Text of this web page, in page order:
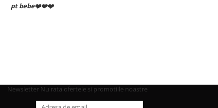
pt bebe❤️❤️❤️
Newsletter Nu rata ofertele si promotiile noastre